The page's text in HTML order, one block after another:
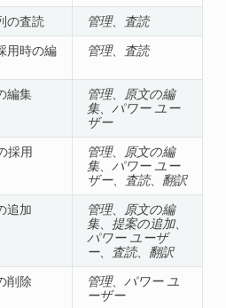
の査読 管理、 査読
用時の編
管理、 査読
編集 管理、
原文の編
集、 パワー ユー
ザー
採用 管理、
原文の編
集、 パワー ユー
ザー、 査読、 翻訳
追加 管理、
原文の編
集、 提案の追加、
パワー ユーザ
ー、 査読、 翻訳
削除 管理、 パワー ユ
ーザー